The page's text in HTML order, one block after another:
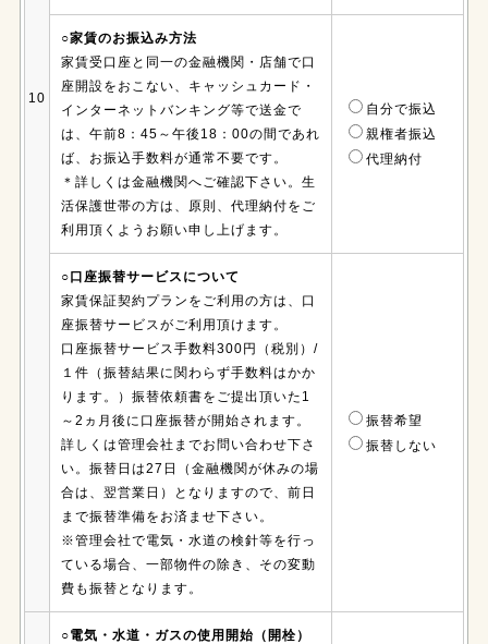
10
○家賃のお振込み方法
家賃受口座と同一の金融機関・店舗で口
座開設をおこない、キャッシュカード・
インターネットバンキング等で送金で
は、午前8：45～午後18：00の間であれ
ば、お振込手数料が通常不要です。
＊詳しくは金融機関へご確認下さい。生
活保護世帯の方は、原則、代理納付をご
利用頂くようお願い申し上げます。
自分で振込
親権者振込
代理納付
○口座振替サービスについて
家賃保証契約プランをご利用の方は、口
座振替サービスがご利用頂けます。
口座振替サービス手数料300円（税別）/
１件（振替結果に関わらず手数料はかか
ります。）振替依頼書をご提出頂いた1
～2ヵ月後に口座振替が開始されます。
詳しくは管理会社までお問い合わせ下さ
い。振替日は27日（金融機関が休みの場
合は、翌営業日）となりますので、前日
まで振替準備をお済ませ下さい。
※管理会社で電気・水道の検針等を行っ
ている場合、一部物件の除き、その変動
費も振替となります。
振替希望
振替しない
○電気・水道・ガスの使用開始（開栓）